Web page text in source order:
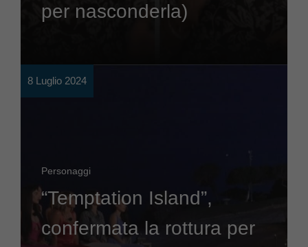
per nasconderla)
8 Luglio 2024
Personaggi
“Temptation Island”,
confermata la rottura per